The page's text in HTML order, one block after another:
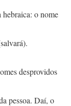
o nome
desprovidos
pessoa. Daí, o